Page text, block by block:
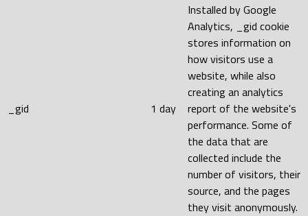
_gid 1 day
Installed by Google
Analytics, _gid cookie
stores information on
how visitors use a
website, while also
creating an analytics
report of the website's
performance. Some of
the data that are
collected include the
number of visitors, their
source, and the pages
they visit anonymously.